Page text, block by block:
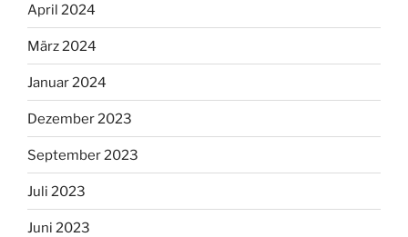
April 2024
März 2024
Januar 2024
Dezember 2023
September 2023
Juli 2023
Juni 2023